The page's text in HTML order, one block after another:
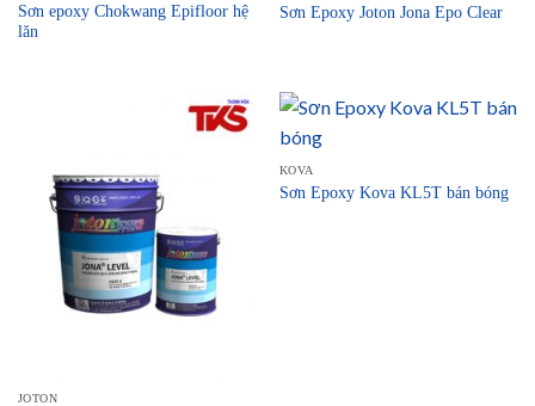
Sơn epoxy Chokwang Epifloor hệ
lăn
Sơn Epoxy Joton Jona Epo Clear
JOTON
KOVA
Sơn Epoxy Kova KL5T bán bóng